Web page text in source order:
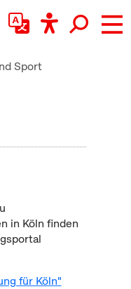
Sport
in Köln finden
für Köln"